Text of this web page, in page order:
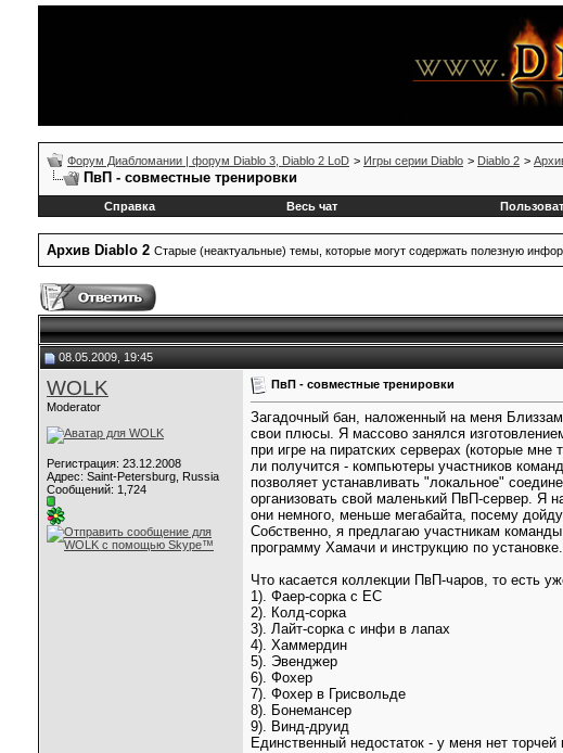
Форум Диабломании | форум Diablo 3, Diablo 2 LoD > Игры серии Diablo > Diablo 2 >
ПвП - совместные тренировки
Справка
Весь чат
Архив Diablo 2 Старые (неактуальные) темы, которые могут содержать полезную
08.05.2009, 19:45
WOLK
Moderator
Регистрация: 23.12.2008
Адрес: Saint-Petersburg, Russia
Сообщений: 1,724
ПвП - совместные тренировки
Загадочный бан, наложенный на меня
свои плюсы. Я массово занялся
при игре на пиратских серверах (которые
ли получится - компьютеры участников
позволяет устанавливать "локальное"
организовать свой маленький ПвП-сервер.
они немного, меньше мегабайта, посему
Собственно, я предлагаю участникам
программу Хамачи и инструкцию по
Что касается коллекции ПвП-чаров, то есть
1). Фаер-сорка с ЕС
2). Колд-сорка
3). Лайт-сорка с инфи в лапах
4). Хаммердин
5). Эвенджер
6). Фохер
7). Фохер в Грисвольде
8). Бонемансер
9). Винд-друид
Единственный недостаток - у меня нет